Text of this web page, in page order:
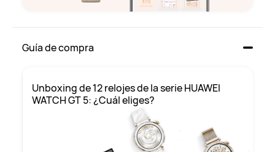
Guía de compra
Unboxing de 12 relojes de la serie HUAWEI
WATCH GT 5: ¿Cuál eliges?